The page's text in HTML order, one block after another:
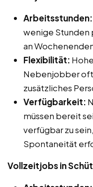
Arbeitsstunden:
wenige Stunden
an
Flexibilität:
Nebenjobber oft
zusätzliches
Verfügbarkeit:
müssen bereit
verfügbar zu
Spontaneität
Vollzeitjobs in